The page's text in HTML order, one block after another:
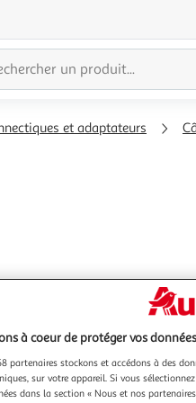
et adaptateurs
à coeur de protéger vos
partenaires stockons et accédons à des
sur votre appareil. Si vous
dans la section « Nous et nos